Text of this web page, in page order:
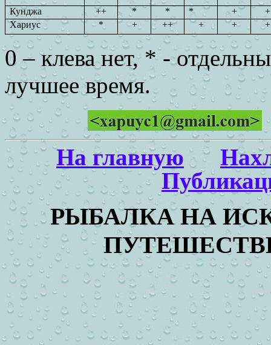
Кунджа ++ * * * +
+
Хариус
* + ++ + + +
0 –клева нет, * -
лучшее время.
На главную
РЫБАЛКА НА